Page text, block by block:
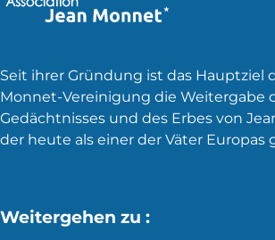
Seit ihrer Gründung ist das Hauptziel
Monnet-Vereinigung die Weitergabe
Gedächtnisses und des Erbes von
der heute als einer der Väter Europas
Weitergehen zu :